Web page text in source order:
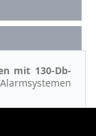
mit 130-Db-